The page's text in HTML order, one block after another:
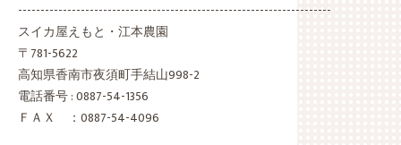
----------------------------------------------------------------------
スイカ屋えもと・江本農園
〒781-5622
高知県香南市夜須町手結山998-2
電話番号 : 0887-54-1356
ＦＡＸ ：0887-54-4096